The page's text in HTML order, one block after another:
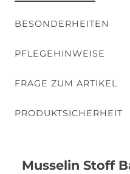
BESONDERHEITEN
PFLEGEHINWEISE
FRAGE ZUM ARTIKEL
PRODUKTSICHERHEIT
Musselin Stoff